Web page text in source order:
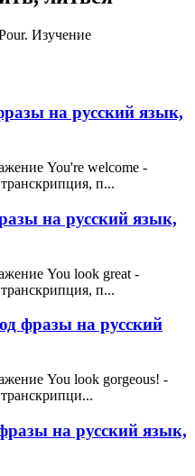
на русский язык,
You're welcome -
п...
на русский язык,
You look great -
п...
фразы на русский
You look gorgeous! -
на русский язык,